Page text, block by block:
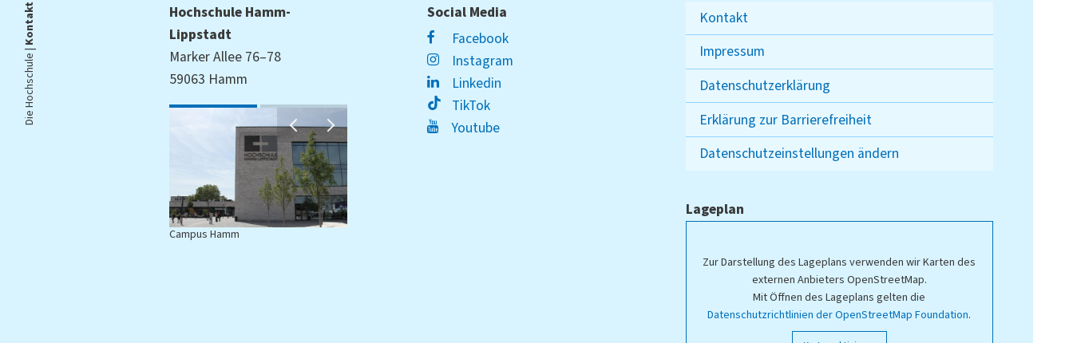
Die Hochschule |
Kontakt
Hochschule Hamm-
Lippstadt
Marker Allee 76–78
59063 Hamm
Campus Hamm
Social Media
Facebook
Instagram
Linkedin
TikTok
Youtube
Kontakt
Impressum
Datenschutzerklärung
Erklärung zur Barrierefreiheit
Datenschutzeinstellungen ändern
Lageplan
Zur Darstellung des Lageplans verwenden wir Karten des
externen Anbieters OpenStreetMap.
Mit Öffnen des Lageplans gelten die
Datenschutzrichtlinien der OpenStreetMap Foundation.